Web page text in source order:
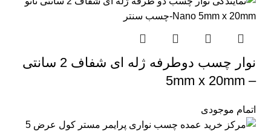
نوار چسب دوطرفه ژله ای شفاف 2 سانتی
– 5mm x 20mm
اتمام موجودی